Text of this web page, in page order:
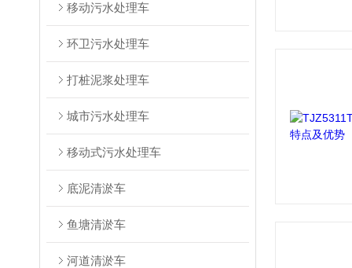
移动污水处理车
环卫污水处理车
打桩泥浆处理车
城市污水处理车
移动式污水处理车
底泥清淤车
鱼塘清淤车
河道清淤车